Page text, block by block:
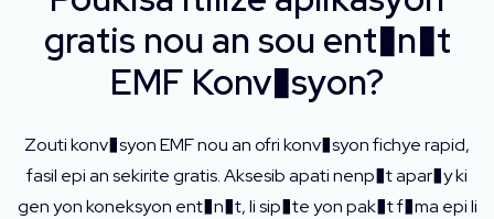
gratis nou an sou ent�n�t
EMF Konv�syon?
Zouti konv�syon EMF nou an ofri konv�syon fichye rapid,
fasil epi an sekirite gratis. Aksesib apati nenp�t apar�y ki
gen yon koneksyon ent�n�t, li sip�te yon pak�t f�ma epi li